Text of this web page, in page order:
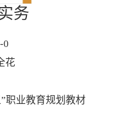
务
0
花
职业教育规划教材